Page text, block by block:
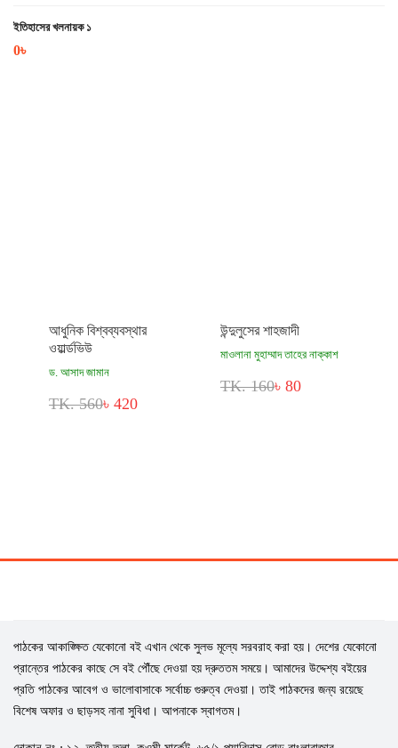
ইতিহাসের খলনায়ক ১
0৳
আধুনিক বিশ্বব্যবস্থার
ওয়ার্ল্ডভিউ
ড. আসাদ জামান
TK. 560৳ 420
উন্দুলুসের শাহজাদী
মাওলানা মুহাম্মাদ তাহের নাক্কাশ
TK. 160৳ 80
পাঠকের আকাঙ্ক্ষিত যেকোনো বই এখান থেকে সুলভ মূল্যে সরবরাহ করা হয়। দেশের যেকোনো
প্রান্তের পাঠকের কাছে সে বই পৌঁছে দেওয়া হয় দ্রুততম সময়ে। আমাদের উদ্দেশ্য বইয়ের
প্রতি পাঠকের আবেগ ও ভালোবাসাকে সর্বোচ্চ গুরুত্ব দেওয়া। তাই পাঠকদের জন্য রয়েছে
বিশেষ অফার ও ছাড়সহ নানা সুবিধা। আপনাকে স্বাগতম।